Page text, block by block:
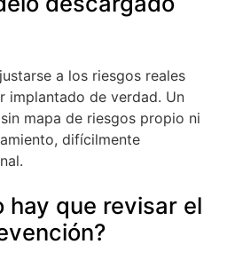
a los riesgos reales
implantado de verdad. Un
mapa de riesgos propio ni
difícilmente
hay que revisar el